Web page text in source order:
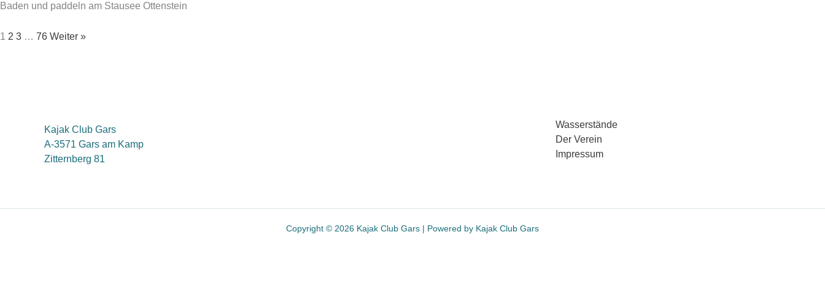
Baden und paddeln am Stausee Ottenstein
1 2 3 … 76 Weiter »
Kajak Club Gars
A-3571 Gars am Kamp
Zitternberg 81
Wasserstände
Der Verein
Impressum
Copyright © 2026 Kajak Club Gars | Powered by Kajak Club Gars